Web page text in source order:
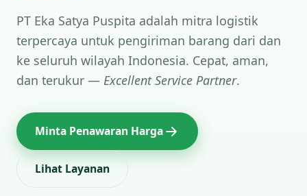
PT Eka Satya Puspita adalah mitra logistik
terpercaya untuk pengiriman barang dari dan
ke seluruh wilayah Indonesia. Cepat, aman,
dan terukur — Excellent Service Partner.
Minta Penawaran Harga
Lihat Layanan